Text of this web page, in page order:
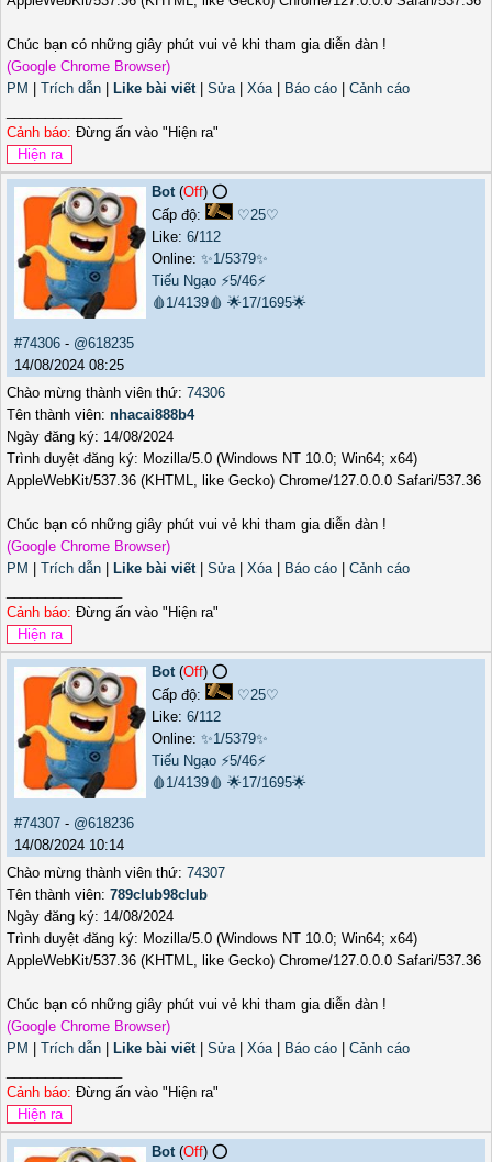
Chúc bạn có những giây phút vui vẻ khi tham gia diễn đàn !
(Google Chrome Browser)
PM
Trích dẫn Like bài viết| Sửa| Xóa| Báo cáo
Cảnh cáo
Cảnh báo: Đừng ấn vào "Hiện ra"
Bot(Off) ⭕️
Cấp độ:
♡25♡
Like: 6/112
Online: ✨1/5379✨
Tiếu Ngạo ⚡5/46⚡
🩸1/4139🩸 🌟17/1695🌟
#74306 - @618235
14/08/2024 08:25
Chào mừng thành viên thứ: 74306
Tên thành viên: nhacai888b4
Ngày đăng ký: 14/08/2024
Trình duyệt đăng ký: Mozilla/5.0 (Windows NT 10.0; Win64; x64)
AppleWebKit/537.36 (KHTML, like Gecko) Chrome/127.0.0.0 Safari/537.36
Chúc bạn có những giây phút vui vẻ khi tham gia diễn đàn !
(Google Chrome Browser)
PM
Trích dẫn Like bài viết| Sửa| Xóa| Báo cáo
Cảnh cáo
Cảnh báo: Đừng ấn vào "Hiện ra"
Bot(Off) ⭕️
Cấp độ:
♡25♡
Like: 6/112
Online: ✨1/5379✨
Tiếu Ngạo ⚡5/46⚡
🩸1/4139🩸 🌟17/1695🌟
#74307 - @618236
14/08/2024 10:14
Chào mừng thành viên thứ: 74307
Tên thành viên: 789club98club
Ngày đăng ký: 14/08/2024
Trình duyệt đăng ký: Mozilla/5.0 (Windows NT 10.0; Win64; x64)
AppleWebKit/537.36 (KHTML, like Gecko) Chrome/127.0.0.0 Safari/537.36
Chúc bạn có những giây phút vui vẻ khi tham gia diễn đàn !
(Google Chrome Browser)
PM
Trích dẫn Like bài viết| Sửa| Xóa| Báo cáo
Cảnh cáo
Cảnh báo: Đừng ấn vào "Hiện ra"
Bot(Off) ⭕️